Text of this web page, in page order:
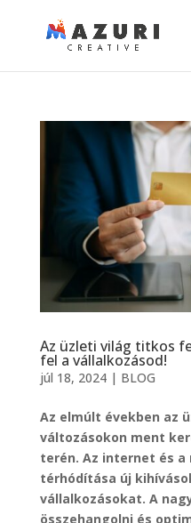
Az üzleti világ titkos
fel a vállalkozásod!
júl 18, 2024| BLOG
Az elmúlt években az
változásokon ment
terén. Az internet és
térhódítása új
vállalkozásokat. A
összehangolni és